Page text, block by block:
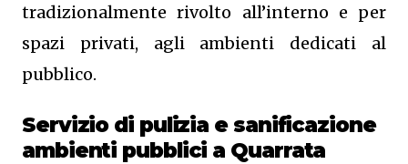
tradizionalmente rivolto all’interno e per
spazi privati, agli ambienti dedicati al
pubblico.
Servizio di pulizia e sanificazione
ambienti pubblici a Quarrata